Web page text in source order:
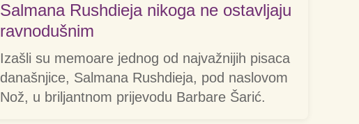
Salmana Rushdieja nikoga ne ostavljaju
ravnodušnim
Izašli su memoare jednog od najvažnijih pisaca
današnjice, Salmana Rushdieja, pod naslovom
Nož, u briljantnom prijevodu Barbare Šarić.